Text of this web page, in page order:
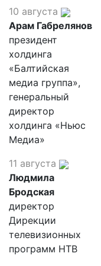
10 августа
Арам Габрелянов
президент
холдинга
«Балтийская
медиа группа»,
генеральный
директор
холдинга «Ньюс
Медиа»
11 августа
Людмила
Бродская
директор
Дирекции
телевизионных
программ НТВ